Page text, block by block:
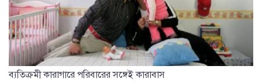
ব্যতিক্রমী কারাগারে পরিবারের সঙ্গেই কারাবাস